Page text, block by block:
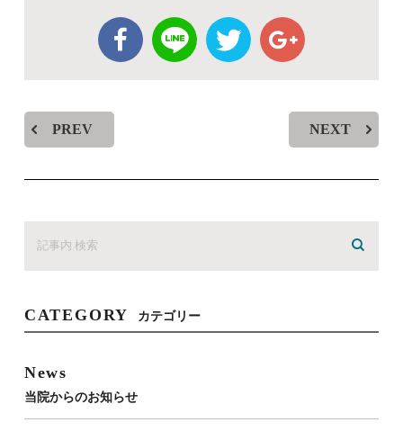
PREV NEXT
CATEGORY カテゴリー
News
当院からのお知らせ